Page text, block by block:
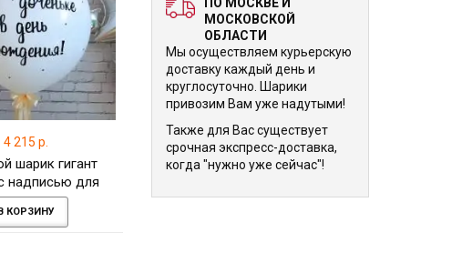
4 215 р.
шарик гигант
надписью для
91 см
В КОРЗИНУ
4 215 р.
Большой шарик гигант
дочери, 91 см
на день
МОСКОВСКОЙ
ОБЛАСТИ
Мы осуществляем курьерскую
доставку каждый день и
круглосуточно. Шарики
привозим Вам уже надутыми!
Также для Вас существует
срочная экспресс-доставка,
когда "нужно уже сейчас"!